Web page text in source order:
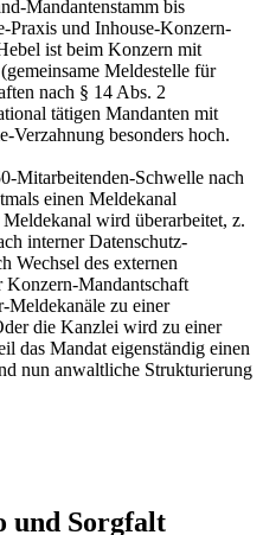
Mandantenstamm bis
Praxis und Inhouse-Konzern-
ist beim Konzern mit
Meldestelle für
nach § 14 Abs. 2
tätigen Mandanten mit
besonders hoch.
Mitarbeitenden-Schwelle nach
einen Meldekanal
wird überarbeitet, z.
interner Datenschutz-
Wechsel des externen
Mandantschaft
Meldekanäle zu einer
die Kanzlei wird zu einer
das Mandat eigenständig einen
nun anwaltliche Strukturierung
und Sorgfalt